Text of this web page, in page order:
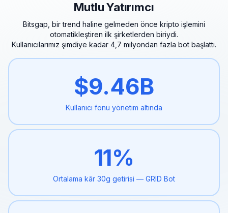
Mutlu Yatırımcı
Bitsgap, bir trend haline gelmeden önce kripto işlemini
otomatikleştiren ilk şirketlerden biriydi.
Kullanıcılarımız şimdiye kadar 4,7 milyondan fazla bot başlattı.
$9.46B
Kullanıcı fonu yönetim altında
11%
Ortalama kâr 30g getirisi — GRID Bot